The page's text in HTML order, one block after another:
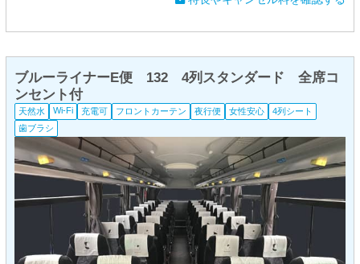
ブルーライナーE便 132 4列スタンダード 全席コ
ンセント付
天然水 Wi-Fi 充電可 フロントカーテン 夜行便 女性安心
4列シート
歯ブラシ